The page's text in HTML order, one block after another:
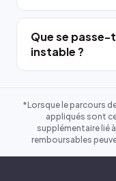
Que se
instable ?
*Lorsque le parcours
appliqués sont
supplémentaire lié
remboursables